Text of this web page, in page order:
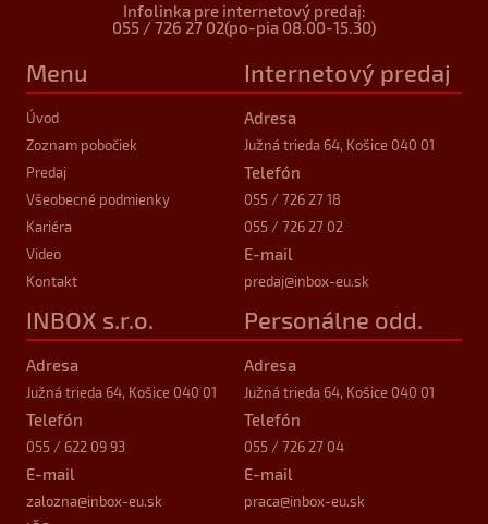
Infolinka pre internetový predaj:
055 / 726 27 02(po-pia 08.00-15.30)
Menu
Úvod
Zoznam pobočiek
Predaj
Všeobecné podmienky
Kariéra
Video
Kontakt
Internetový predaj
Adresa
Južná trieda 64, Košice 040 01
Telefón
055 / 726 27 18
055 / 726 27 02
E-mail
predaj@inbox-eu.sk
INBOX s.r.o.
Adresa
Južná trieda 64, Košice 040 01
Telefón
055 / 622 09 93
E-mail
zalozna@inbox-eu.sk
Personálne odd.
Adresa
Južná trieda 64, Košice 040 01
Telefón
055 / 726 27 04
E-mail
praca@inbox-eu.sk